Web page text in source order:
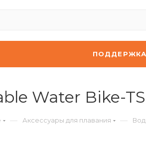
Water Bike-
— Аксессуары для плавания —